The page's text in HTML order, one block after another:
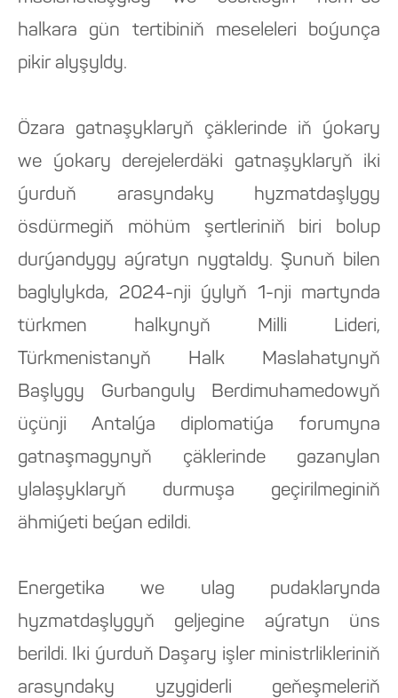
halkara gün tertibiniň meseleleri boýunça
pikir alyşyldy.
Özara gatnaşyklaryň çäklerinde iň ýokary
we ýokary derejelerdäki gatnaşyklaryň iki
ýurduň arasyndaky hyzmatdaşlygy
ösdürmegiň möhüm şertleriniň biri bolup
durýandygy aýratyn nygtaldy. Şunuň bilen
baglylykda, 2024-nji ýylyň 1-nji martynda
türkmen halkynyň Milli Lideri,
Türkmenistanyň Halk Maslahatynyň
Başlygy Gurbanguly Berdimuhamedowyň
üçünji Antalýa diplomatiýa forumyna
gatnaşmagynyň çäklerinde gazanylan
ylalaşyklaryň durmuşa geçirilmeginiň
ähmiýeti beýan edildi.
Energetika we ulag pudaklarynda
hyzmatdaşlygyň geljegine aýratyn üns
berildi. Iki ýurduň Daşary işler ministrlikleriniň
arasyndaky yzygiderli geňeşmeleriň